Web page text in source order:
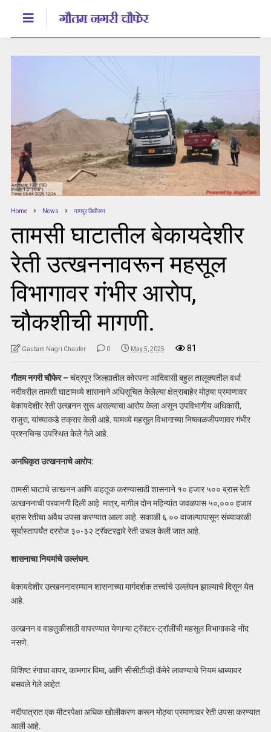
Home News नागपुर डिवीजन
तामसी घाटातील बेकायदेशीर
रेती उत्खननावरून महसूल
विभागावर गंभीर आरोप,
चौकशीची मागणी.
Gautam Nagri Chaufer 0 May 5, 2025 81
गौतम नगरी चौफेर – चंद्रपूर जिल्ह्यातील कोरपना आदिवासी बहुल तालूक्यतील वर्धा
नदीवरील तामसी घाटामध्ये शासनाने अधिसूचित केलेल्या क्षेत्राबाहेर मोठ्या प्रमाणावर
बेकायदेशीर रेती उत्खनन सुरू असल्याचा आरोप केला असून उपविभागीय अधिकारी,
राजुरा, यांच्याकडे तक्रार केली आहे. यामध्ये महसूल विभागाच्या निष्काळजीपणावर गंभीर
प्रश्नचिन्ह उपस्थित केले गेले आहे.
अनधिकृत उत्खननाचे आरोप:
तामसी घाटाचे उत्खनन आणि वाहतूक करण्यासाठी शासनाने १० हजार ५०० ब्रास रेती
उत्खननाची परवानगी दिली आहे. मात्र, मागील दोन महिन्यांत जवळपास ५०,००० हजार
ब्रास रेतीचा अवैध उपसा करण्यात आला आहे. सकाळी ६.०० वाजल्यापासून संध्याकाळी
सूर्यास्तापर्यंत दररोज ३०-३२ ट्रॅक्टरद्वारे रेती उचल केली जात आहे.
शासनाचा नियमांचे उल्लंघन.
बेकायदेशीर उत्खननादरम्यान शासनाच्या मार्गदर्शक तत्त्वांचे उल्लंघन झाल्याचे दिसून येत
आहे.
उत्खनन व वाहतुकीसाठी वापरण्यात येणाऱ्या ट्रॅक्टर-ट्रॉलींची महसूल विभागाकडे नोंद
नसणे.
विशिष्ट रंगाचा वापर, कामगार विमा, आणि सीसीटीव्ही कॅमेरे लावण्याचे नियम धाब्यावर
बसवले गेले आहेत.
नदीपात्रात एक मीटरपेक्षा अधिक खोलीकरण करून मोठ्या प्रमाणावर रेती उपसा करण्यात
आली आहे.